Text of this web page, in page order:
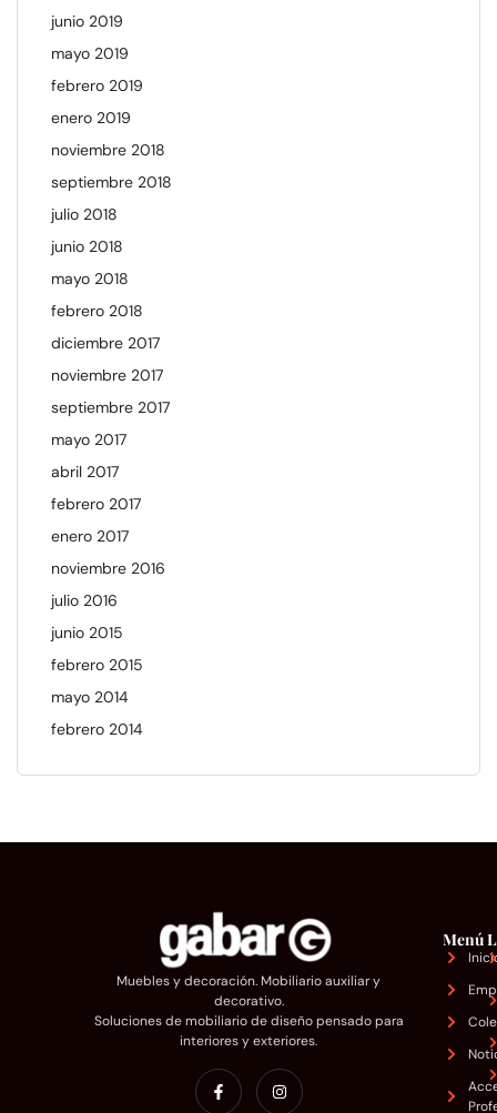
junio 2019
mayo 2019
febrero 2019
enero 2019
noviembre 2018
septiembre 2018
julio 2018
junio 2018
mayo 2018
febrero 2018
diciembre 2017
noviembre 2017
septiembre 2017
mayo 2017
abril 2017
febrero 2017
enero 2017
noviembre 2016
julio 2016
junio 2015
febrero 2015
mayo 2014
febrero 2014
Muebles y decoración. Mobiliario auxiliar y
decorativo.
Soluciones de mobiliario de diseño pensado para
interiores y exteriores.
Menú